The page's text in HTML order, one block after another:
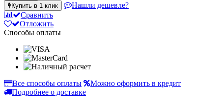
Купить в 1 клик
Нашли дешевле?
Сравнить
Отложить
Способы оплаты
Все способы оплаты
Можно оформить в кредит
Подробнее о доставке